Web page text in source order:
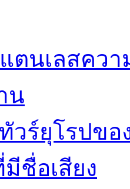
ตนเลสคว
น
วร์ยุโรปขอ
ชื่อเสียง